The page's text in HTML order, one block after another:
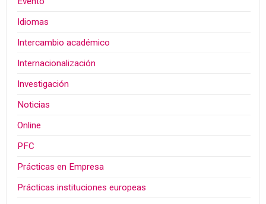
Idiomas
Intercambio académico
Internacionalización
Investigación
Noticias
Online
PFC
Prácticas en Empresa
Prácticas instituciones europeas